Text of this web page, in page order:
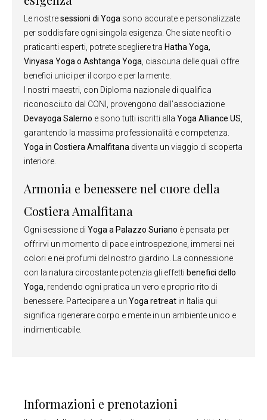
Le nostresessioni di Yoga sono accurate e personalizzate
per soddisfare ogni singola esigenza. Che siate neofiti o
praticanti esperti, potrete scegliere tra Hatha Yoga,
Vinyasa Yoga o Ashtanga Yoga , ciascuna delle quali offre
benefici unici per il corpo e per la mente.
I nostri maestri, con Diploma nazionale di qualifica
riconosciuto dal CONI, provengono dall’associazione
Devayoga Salerno e sono tutti iscritti alla Yoga Alliance US
garantendo la massima professionalità e competenza.
Yoga in Costiera Amalfitana diventa un viaggio di scoperta
interiore.
Armonia e benessere nel cuore della
Costiera Amalfitana
Ogni sessione di Yoga a Palazzo Suriano è pensata per
offrirvi un momento di pace e introspezione, immersi nei
colori e nei profumi del nostro giardino. La connessione
con la natura circostante potenzia gli effetti benefici dello
Yoga , rendendo ogni pratica un vero e proprio rito di
benessere. Partecipare a un Yoga retreat in Italia qui
significa rigenerare corpo e mente in un ambiente unico e
indimenticabile.
Informazioni e prenotazioni